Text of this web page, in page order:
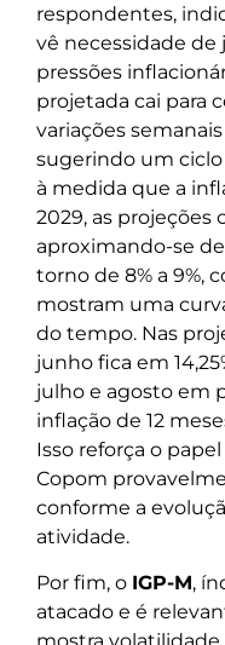
respondentes,
vê necessidade de
pressões
projetada cai para
variações
sugerindo um
à medida que a
2029, as
aproximando-se
torno de 8% a 9%,
mostram uma
do tempo. Nas
junho fica em
julho e agosto em
inflação de 12
Isso reforça o
Copom
conforme a
atividade.
Por fim, o IGP-M,
atacado e é